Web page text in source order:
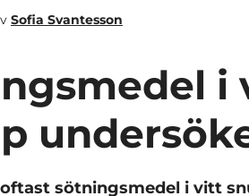
Sofia Svantesson
i
sötningsmedel i vitt